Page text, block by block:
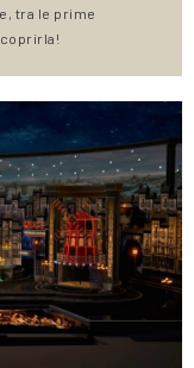
tra le prime